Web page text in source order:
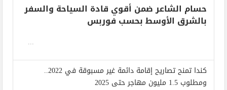
حسام الشاعر ضمن أقوي قادة السياحة والسفر
بالشرق الأوسط بحسب فوربس
كندا تمنح تصاريح إقامة دائمة غير مسبوقة في 2022..
ومطلوب 1.5 مليون مهاجر حتى 2025